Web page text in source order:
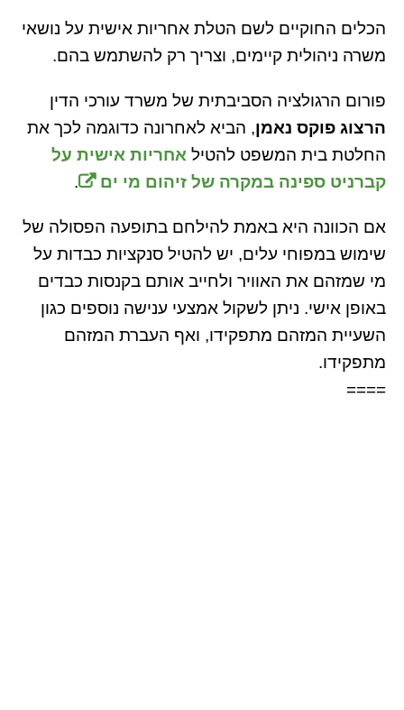
הכלים החוקיים לשם הטלת אחריות אישית על נושאי
משרה ניהולית קיימים, וצריך רק להשתמש בהם.
פורום הרגולציה הסביבתית של משרד עורכי הדין
הרצוג פוקס נאמן, הביא לאחרונה כדוגמה לכך את
החלטת בית המשפט להטיל אחריות אישית על
קברניט ספינה במקרה של זיהום מי ים
.
אם הכוונה היא באמת להילחם בתופעה הפסולה של
שימוש במפוחי עלים, יש להטיל סנקציות כבדות על
מי שמזהם את האוויר ולחייב אותם בקנסות כבדים
באופן אישי. ניתן לשקול אמצעי ענישה נוספים כגון
השעיית המזהם מתפקידו, ואף העברת המזהם
מתפקידו.
====